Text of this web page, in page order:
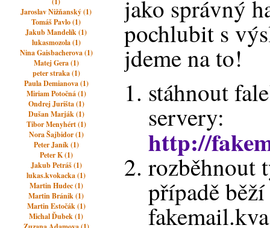
Jaroslav Nižňanský (1)
Tomáš Pavlo (1)
Jakub Mandelík (1)
lukasmozola (1)
Nina Gaisbacherova (1)
Matej Gera (1)
peter straka (1)
Paula Demianova (1)
Miriam Potočná (1)
Ondrej Jurišta (1)
Dušan Marják (1)
Tibor Menyhért (1)
Nora Šajbidor (1)
Peter Janík (1)
Peter K (1)
Jakub Petráš (1)
lukas.kvokacka (1)
Martin Hudec (1)
Martin Bránik (1)
Martin Estočák (1)
Michal Ďubek (1)
jako správný
pochlubit s
jdeme na to!
stáhnout
servery:
http://
rozběhnout
případě